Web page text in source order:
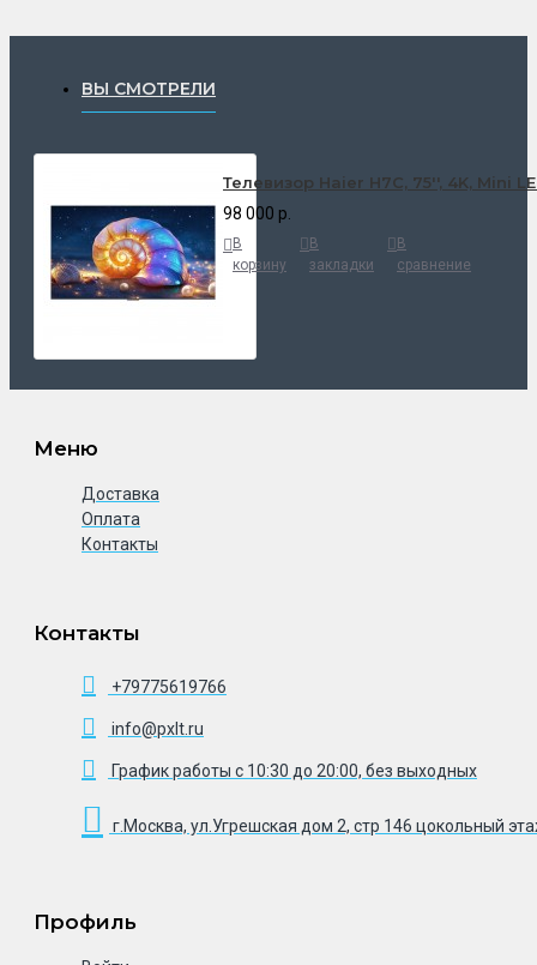
ВЫ СМОТРЕЛИ
Телевизор Haier H7C, 75'', 4K, Mini
98 000 р.
В
корзину
В
закладки
В
сравнение
Меню
Доставка
Оплата
Контакты
Контакты
+79775619766
info@pxlt.ru
График работы с 10:30 до 20:00, без выходных
г.Москва, ул.Угрешская дом 2, стр 146 цокольный
Профиль